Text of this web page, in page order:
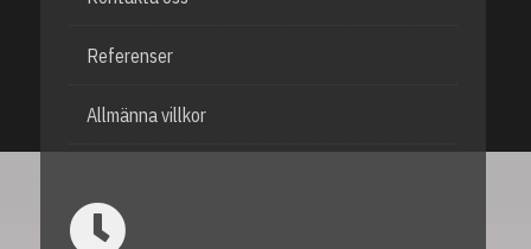
Referenser
Allmänna villkor